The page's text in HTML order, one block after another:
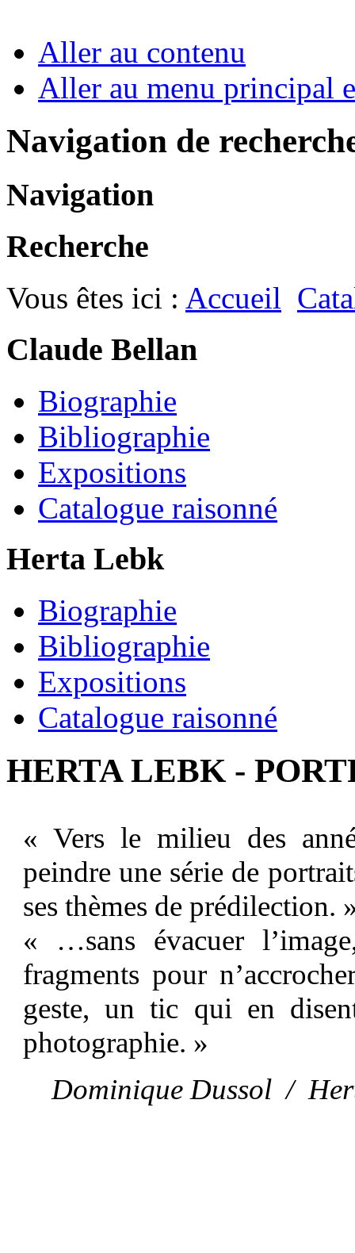
Aller au contenu
Aller au menu principal
Navigation de
Navigation
Recherche
Vous êtes ici : Accueil
Claude Bellan
Biographie
Bibliographie
Expositions
Catalogue raisonné
Herta Lebk
Biographie
Bibliographie
Expositions
Catalogue raisonné
HERTA LEBK -
« Vers le milieu des
peindre une série de
ses thèmes de prédilection.
« …sans évacuer
fragments pour
geste, un tic qui en
photographie. »
Dominique Dussol /